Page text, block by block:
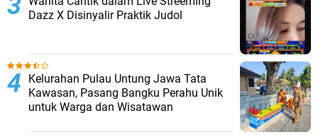
Dazz X Disinyalir Praktik Judol
Kelurahan Pulau Untung Jawa Tata
Kawasan, Pasang Bangku Perahu Unik
untuk Warga dan Wisatawan